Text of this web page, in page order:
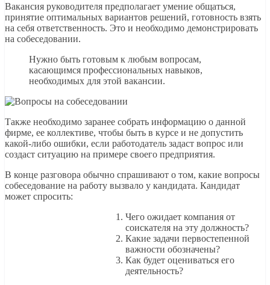
Вакансия руководителя предполагает умение общаться,
принятие оптимальных вариантов решений, готовность взять
на себя ответственность. Это и необходимо демонстрировать
на собеседовании.
Нужно быть готовым к любым вопросам,
касающимся профессиональных навыков,
необходимых для этой вакансии.
Также необходимо заранее собрать информацию о данной
фирме, ее коллективе, чтобы быть в курсе и не допустить
какой-либо ошибки, если работодатель задаст вопрос или
создаст ситуацию на примере своего предприятия.
В конце разговора обычно спрашивают о том, какие вопросы
собеседование на работу вызвало у кандидата. Кандидат
может спросить:
Чего ожидает компания от
соискателя на эту должность?
Какие задачи первостепенной
важности обозначены?
Как будет оцениваться его
деятельность?